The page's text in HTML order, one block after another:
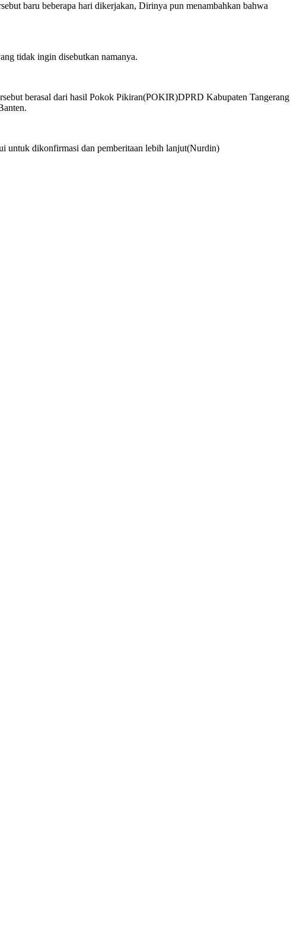
baru beberapa hari dikerjakan, Dirinya pun menambahkan bahwa
tidak ingin disebutkan namanya.
berasal dari hasil Pokok Pikiran(POKIR)DPRD Kabupaten Tangerang
untuk dikonfirmasi dan pemberitaan lebih lanjut(Nurdin)